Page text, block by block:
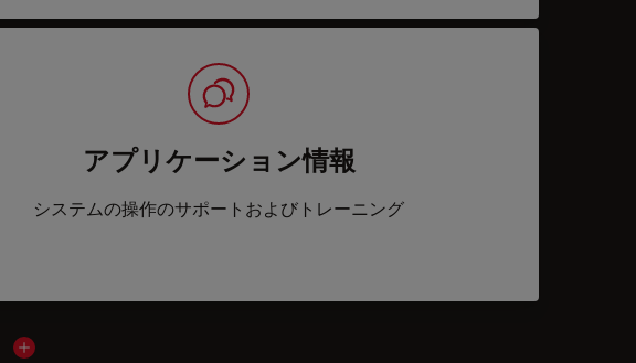
アプリケーション情報
システムの操作のサポートおよびトレーニング
Show local contacts